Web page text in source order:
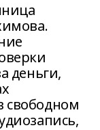
деньги,
свободном